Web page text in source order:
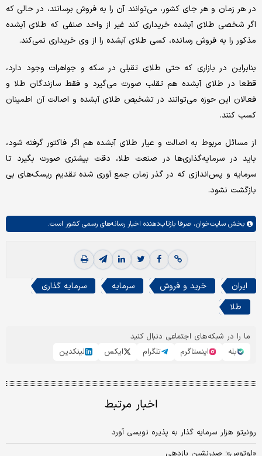
در هر زمان و هر جای کشور، می‌توانند آن را به فروش برسانند، در حالی که
اگر شخصی طلای آبشده خریداری کند غیر از واحد صنفی که طلای آبشده
مذکور را به فروش رسانده، کسی طلای آبشده را از وی خریداری نمی‌کند.
بنابراین در بازاری که حتی طلای تقبلی در سکه و جواهرات وجود دارد،
قطعا در طلای آبشده هم تقلب صورت می‌گیرد و فقط سازندگان طلا و
فعالان این حوزه می‌توانند در تشخیص طلای آبشده و اصالت آن اطمینان
کسب کنند.
از مسائل مربوط به اصالت و عیار طلای آبشده هم اگر فاکتور گرفته شود،
باید در سرمایه‌گذاری‌ها در صنعت طلا، دقت بیشتری صورت بگیرد تا
سرمایه و پس‌اندازی که در گذر زمان جمع آوری شده تقدیم ریسک‌های بی
بازگشت نشود.
بخش سایت‌خوان، صرفا بازتاب‌دهنده اخبار رسانه‌های رسمی کشور است.
ایران خرید و فروش سرمایه
سرمایه گذاری
طلا
ما را در شبکه‌های اجتماعی دنبال کنید
بله
اینستاگرم تلگرام ایکس لینکدین
اخبار مرتبط
رونیتو هزار سرمایه گذار به پذیره نویسی آورد
«لوتوس»؛ صدرنشین بازدهی